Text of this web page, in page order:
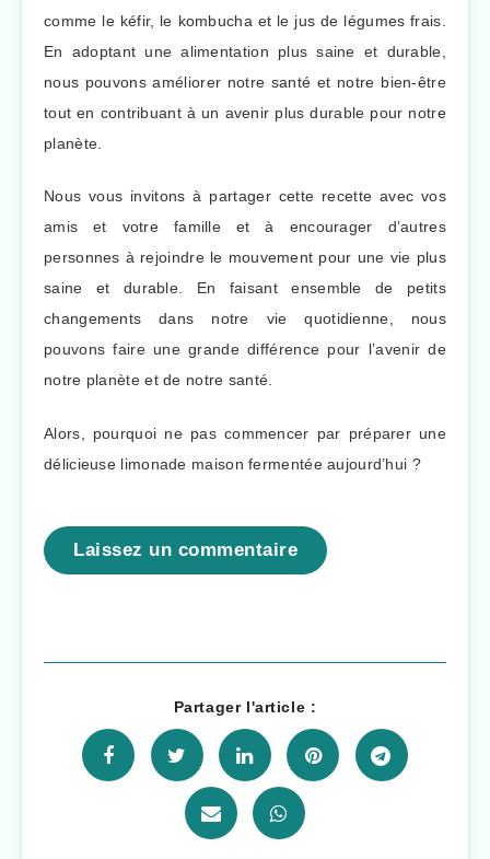
comme le kéfir, le kombucha et le jus de légumes frais.
En adoptant une alimentation plus saine et durable,
nous pouvons améliorer notre santé et notre bien-être
tout en contribuant à un avenir plus durable pour notre
planète.
Nous vous invitons à partager cette recette avec vos
amis et votre famille et à encourager d’autres
personnes à rejoindre le mouvement pour une vie plus
saine et durable. En faisant ensemble de petits
changements dans notre vie quotidienne, nous
pouvons faire une grande différence pour l’avenir de
notre planète et de notre santé.
Alors, pourquoi ne pas commencer par préparer une
délicieuse limonade maison fermentée aujourd’hui ?
Laissez un commentaire
Partager l'article :